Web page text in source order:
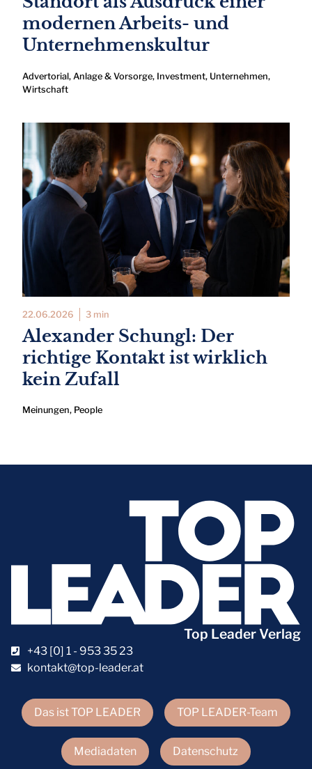
modernen Arbeits- und
Unternehmenskultur
Advertorial, Anlage & Vorsorge, Investment, Unternehmen,
Wirtschaft
22.06.2026 3 min
Alexander Schungl: Der
richtige Kontakt ist wirklich
kein Zufall
Meinungen, People
Das ist TOP LEADER TOP LEADER-Team
Mediadaten Datenschutz
Top Leader Verlag
+43 [0] 1 - 953 35 23
kontakt@top-leader.at